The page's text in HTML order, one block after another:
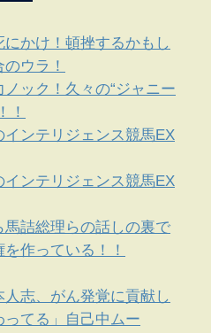
かけ！頓挫するかもし
ウラ！
ック！久々の“ジャニー
！
インテリジェンス競馬EX
インテリジェンス競馬EX
馬詰総理らの話しの裏で
作っている！！
志、がん発覚に貢献し
てる」自己中ムー